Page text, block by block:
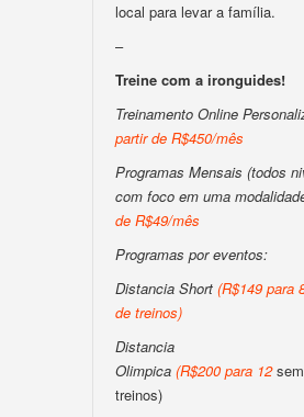
local para levar a família.
–
Treine com a ironguides!
Treinamento Online
partir de R$450/mês
Programas Mensais (todos
com foco em uma
de R$49/mês
Programas por eventos:
Distancia Short (R$149 para
de treinos)
Distancia
Olimpica (R$200 para 12
treinos)